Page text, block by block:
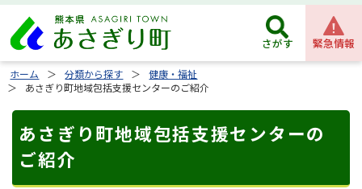
さがす 緊急情報
ホーム 分類から探す
健康・福祉
あさぎり町地域包括支援センターのご紹介
あさぎり町地域包括支援センターの
ご紹介